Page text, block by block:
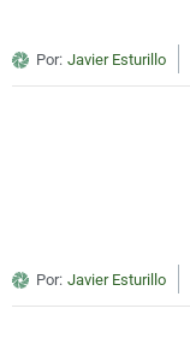
Por: Javier Esturillo
Por: Javier Esturillo